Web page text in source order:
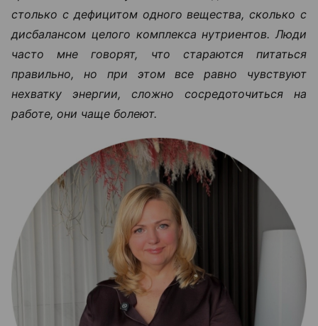
столько с дефицитом одного вещества, сколько с
дисбалансом целого комплекса нутриентов. Люди
часто мне говорят, что стараются питаться
правильно, но при этом все равно чувствуют
нехватку энергии, сложно сосредоточиться на
работе, они чаще болеют.